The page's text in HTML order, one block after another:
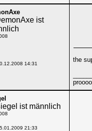
14:31
the
21:33